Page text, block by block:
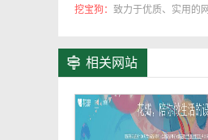
花瓣网功能介绍
浏览采集
用你的相机采集精
挖宝狗： 致力于优质、实用的
相关网站